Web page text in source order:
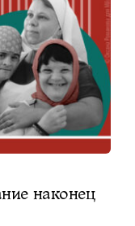
наконец